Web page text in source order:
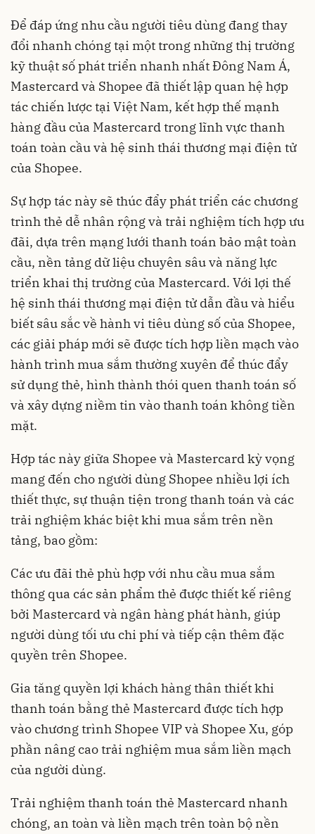
Để đáp ứng nhu cầu người tiêu dùng đang thay
đổi nhanh chóng tại một trong những thị trường
kỹ thuật số phát triển nhanh nhất Đông Nam Á,
Mastercard và Shopee đã thiết lập quan hệ hợp
tác chiến lược tại Việt Nam, kết hợp thế mạnh
hàng đầu của Mastercard trong lĩnh vực thanh
toán toàn cầu và hệ sinh thái thương mại điện tử
của Shopee.
Sự hợp tác này sẽ thúc đẩy phát triển các chương
trình thẻ dễ nhân rộng và trải nghiệm tích hợp ưu
đãi, dựa trên mạng lưới thanh toán bảo mật toàn
cầu, nền tảng dữ liệu chuyên sâu và năng lực
triển khai thị trường của Mastercard. Với lợi thế
hệ sinh thái thương mại điện tử dẫn đầu và hiểu
biết sâu sắc về hành vi tiêu dùng số của Shopee,
các giải pháp mới sẽ được tích hợp liền mạch vào
hành trình mua sắm thường xuyên để thúc đẩy
sử dụng thẻ, hình thành thói quen thanh toán số
và xây dựng niềm tin vào thanh toán không tiền
mặt.
Hợp tác này giữa Shopee và Mastercard kỳ vọng
mang đến cho người dùng Shopee nhiều lợi ích
thiết thực, sự thuận tiện trong thanh toán và các
trải nghiệm khác biệt khi mua sắm trên nền
tảng, bao gồm:
Các ưu đãi thẻ phù hợp với nhu cầu mua sắm
thông qua các sản phẩm thẻ được thiết kế riêng
bởi Mastercard và ngân hàng phát hành, giúp
người dùng tối ưu chi phí và tiếp cận thêm đặc
quyền trên Shopee.
Gia tăng quyền lợi khách hàng thân thiết khi
thanh toán bằng thẻ Mastercard được tích hợp
vào chương trình Shopee VIP và Shopee Xu, góp
phần nâng cao trải nghiệm mua sắm liền mạch
của người dùng.
Trải nghiệm thanh toán thẻ Mastercard nhanh
chóng, an toàn và liền mạch trên toàn bộ nền